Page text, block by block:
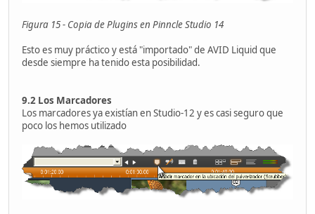
Figura 15 - Copia de Plugins en Pinncle Studio 14
Esto es muy práctico y está "importado" de AVID Liquid que
desde siempre ha tenido esta posibilidad.
9.2 Los Marcadores
Los marcadores ya existían en Studio-12 y es casi seguro que
poco los hemos utilizado